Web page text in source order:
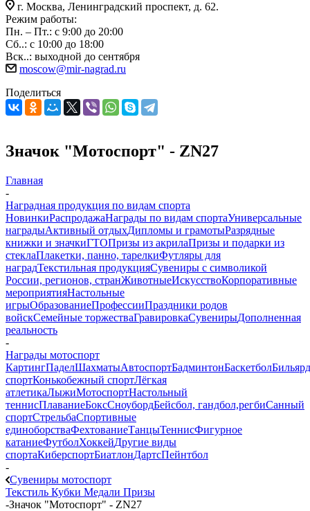
г. Москва, Ленинградский проспект, д. 62.
Режим работы:
Пн. – Пт.: с 9:00 до 20:00
Сб..: с 10:00 до 18:00
Вск..: выходной до сентября
moscow@mir-nagrad.ru
Поделиться
Значок "Мотоспорт" - ZN27
Главная
-
Наградная продукция по видам спорта
НовинкиРаспродажаНаграды по видам спортаУниверсальные
наградыАктивный отдыхДипломы и грамотыРазрядные
книжки и значкиГТОПризы из акрилаПризы и подарки из
стеклаПлакетки, панно, тарелкиФутляры для
наградТекстильная продукцияСувениры с символикой
России, регионов, странЖивотныеИскусствоКорпоративные
мероприятияНастольные
игрыОбразованиеПрофессииПраздники родов
войскСемейные торжестваГравировкаСувенирыДополненная
реальность
-
Награды мотоспорт
КартингПаделШахматыАвтоспортБадминтонБаскетболБильярд
спортКонькобежный спортЛёгкая
атлетикаЛыжиМотоспортНастольный
теннисПлаваниеБоксСноубордБейсбол, гандбол,регбиСанный
спортСтрельбаСпортивные
единоборстваФехтованиеТанцыТеннисФигурное
катаниеФутболХоккейДругие виды
спортаКиберспортБиатлонДартсПейнтбол
-
Сувениры мотоспорт
Текстиль Кубки Медали Призы
-Значок "Мотоспорт" - ZN27